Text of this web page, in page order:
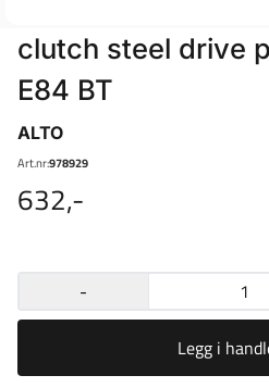
clutch steel drive
E84 BT
ALTO
Art.nr:978929
632,-
-
Legg i